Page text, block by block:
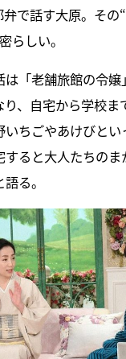
弁で話す大原。その
らしい。
「老舗旅館の令
り、自宅から学校
いちごやあけびと
すると大人たちの
る。